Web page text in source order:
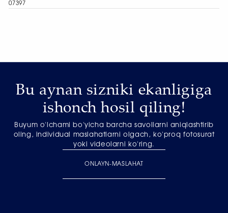
07397
Bu aynan sizniki ekanligiga
ishonch hosil qiling!
Buyum o'lchami bo'yicha barcha savollarni aniqlashtirib
oling, individual maslahatlarni olgach, ko'proq fotosurat
yoki videolarni ko'ring.
ONLAYN-MASLAHAT